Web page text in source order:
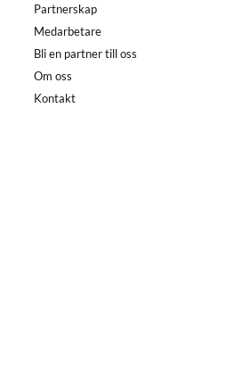
Partnerskap
Medarbetare
Bli en partner till oss
Om oss
Kontakt